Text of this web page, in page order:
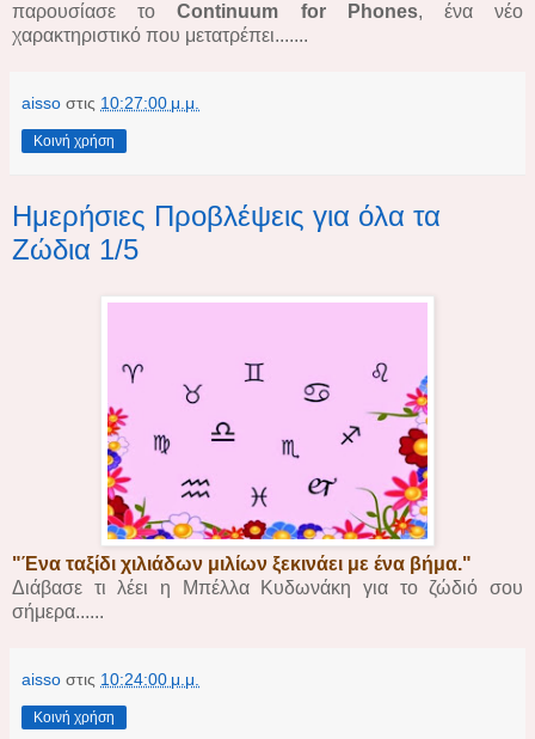
παρουσίασε τοContinuum for Phones, ένα νέο
χαρακτηριστικό που μετατρέπει.......
aisso στις 10:27:00 μ.μ.
Κοινή χρήση
Ημερήσιες Προβλέψεις για όλα τα
Ζώδια 1/5
"Ένα ταξίδι χιλιάδων μιλίων ξεκινάει με ένα βήμα."
Διάβασε τι λέει η Μπέλλα Κυδωνάκη για το ζώδιό σου
σήμερα......
aisso στις 10:24:00 μ.μ.
Κοινή χρήση